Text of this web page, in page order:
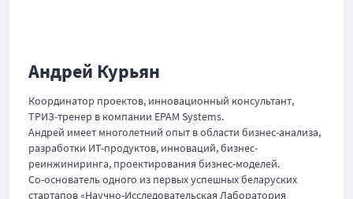
Андрей Курьян
Координатор проектов, инновационный консультант,
ТРИЗ-тренер в компании EPAM Systems.
Андрей имеет многолетний опыт в области бизнес-анализа,
разработки ИТ-продуктов, инноваций, бизнес-
реинжиниринга, проектирования бизнес-моделей.
Со-основатель одного из первых успешных беларуских
стартапов «Научно-Исследовательская Лаборатория